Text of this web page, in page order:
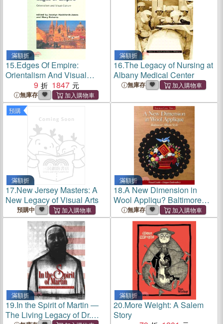
滿額折
15.Edges Of Empire:
Orientalism And Visual
9 1847
無庫存
滿額折
16.The Legacy of Nursing at
Albany Medical Center
無庫存
預購
滿額折
17.New Jersey Masters: A
New Legacy of Visual Arts
預購中
滿額折
18.A New Dimension in
Wool Appliqu? Baltimore
Album Style ─ Visual Guide,
Unique Embroidery
無庫存
滿額折
19.In the Spirit of Martin ―
The Living Legacy of Dr.
滿額折
20.More Weight: A Salem
Story